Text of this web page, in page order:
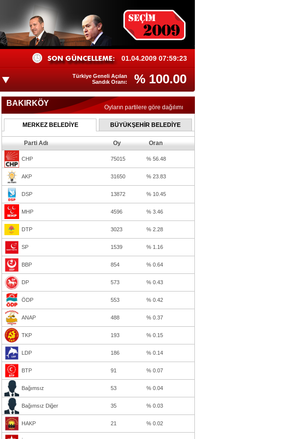
01.04.2009 07:59:23
Türkiye Geneli Açılan
Sandık Oranı:
% 100.00
BAKIRKÖY Oyların partilere göre dağılımı
MERKEZ BELEDİYE BÜYÜKŞEHİR BELEDİYE
Parti Adı Oy Oran
CHP 75015 % 56.48
AKP 31650 % 23.83
DSP 13872 % 10.45
MHP 4596 % 3.46
DTP 3023 % 2.28
SP 1539 % 1.16
BBP 854 % 0.64
DP 573 % 0.43
ÖDP 553 % 0.42
ANAP 488 % 0.37
TKP 193 % 0.15
LDP 186 % 0.14
BTP 91 % 0.07
Bağımsız 53 % 0.04
Bağımsız Diğer 35 % 0.03
HAKP 21 % 0.02